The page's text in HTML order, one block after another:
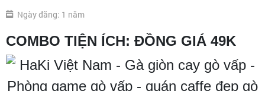
Ngày đăng: 1 năm
COMBO TIỆN ÍCH: ĐỒNG GIÁ 49K